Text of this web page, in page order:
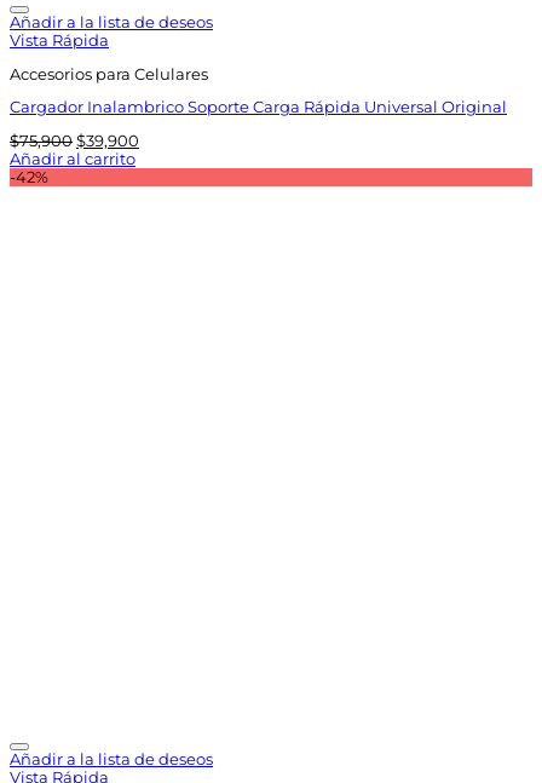
Añadir a la lista de deseos
Vista Rápida
Accesorios para Celulares
Cargador Inalambrico Soporte Carga Rápida Universal Original
$75,900 El
precio
$39,900
Añadir al carrito
-42%
Añadir a la lista de deseos
Vista Rápida